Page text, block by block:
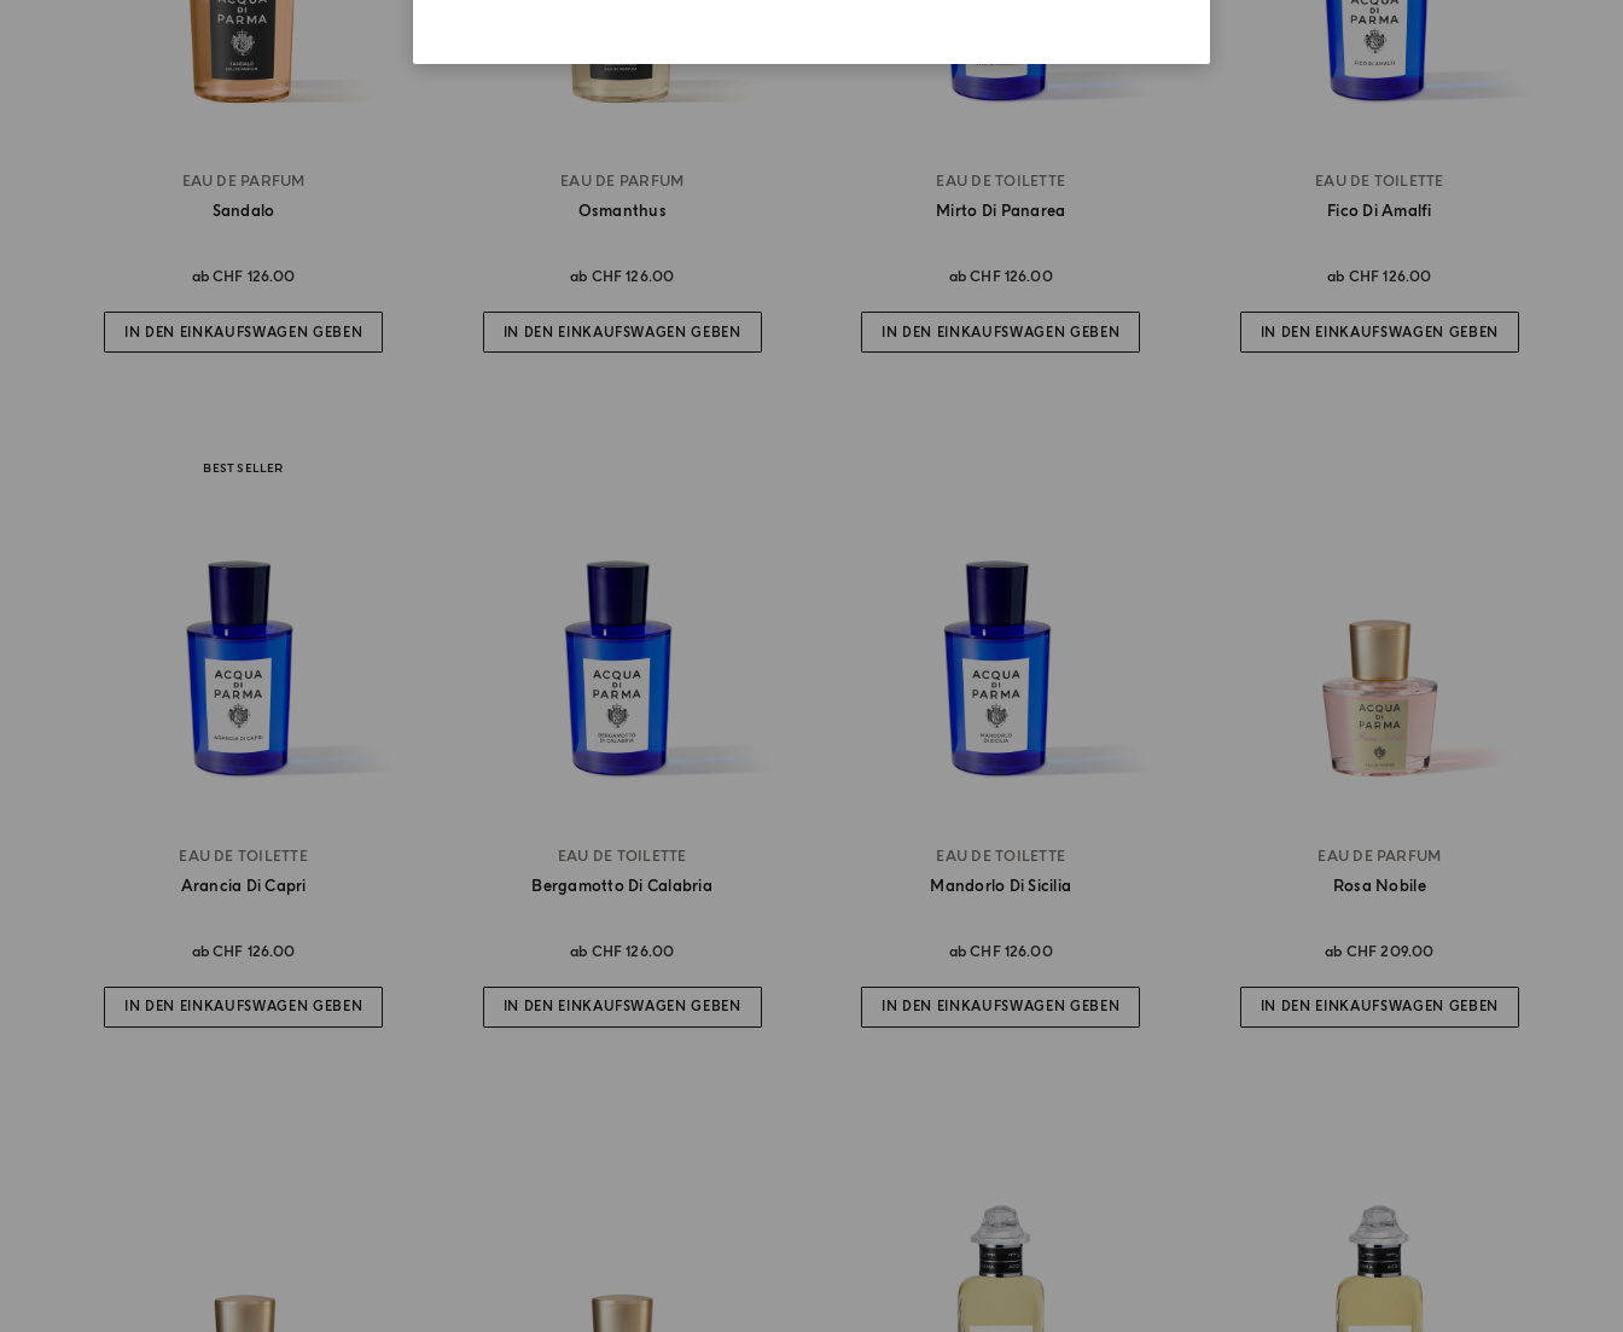
EAU DE PARFUM
Sandalo
abCHF 126.00
IN DEN EINKAUFSWAGEN GEBEN
EAU DE PARFUM
Osmanthus
ab CHF 126.00
IN DEN EINKAUFSWAGEN GEBEN
EAU DE TOILETTE
Mirto Di Panarea
abCHF 126.00
IN DEN EINKAUFSWAGEN GEBEN
EAU DE TOILETTE
Fico Di Amalfi
ab CHF 126.00
IN DEN EINKAUFSWAGEN GEBEN
BEST SELLER
EAU DE TOILETTE
Arancia Di Capri
abCHF 126.00
IN DEN EINKAUFSWAGEN GEBEN
EAU DE TOILETTE
Bergamotto Di Calabria
ab CHF 126.00
IN DEN EINKAUFSWAGEN GEBEN
EAU DE TOILETTE
Mandorlo Di Sicilia
abCHF 126.00
IN DEN EINKAUFSWAGEN GEBEN
EAU DE PARFUM
Rosa Nobile
ab CHF 209.00
IN DEN EINKAUFSWAGEN GEBEN